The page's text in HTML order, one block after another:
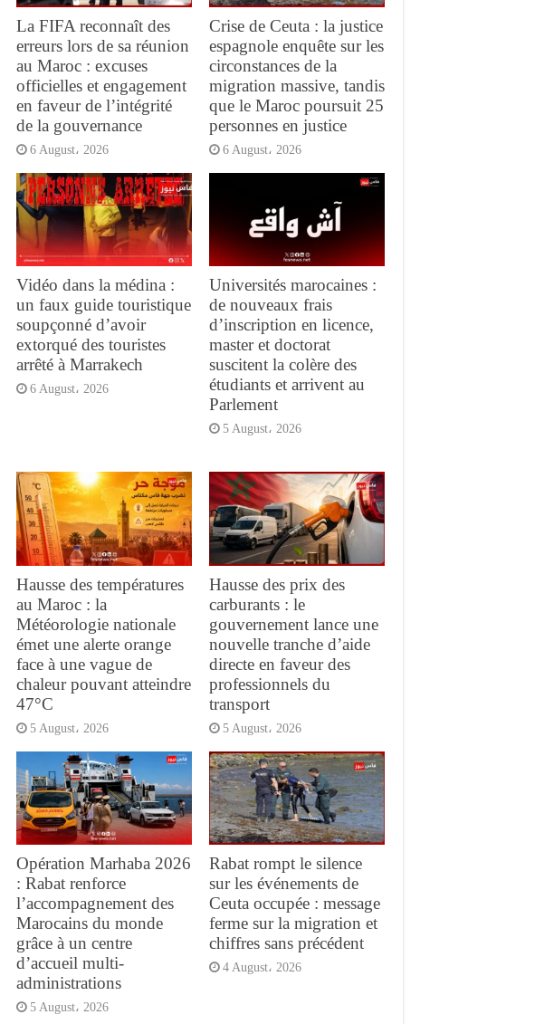
La FIFA reconnaît des
erreurs lors de sa réunion
au Maroc : excuses
officielles et engagement
en faveur de l’intégrité
de la gouvernance
6 August، 2026
Crise de Ceuta : la justice
espagnole enquête sur les
circonstances de la
migration massive, tandis
que le Maroc poursuit 25
personnes en justice
6 August، 2026
Vidéo dans la médina :
un faux guide touristique
soupçonné d’avoir
extorqué des touristes
arrêté à Marrakech
6 August، 2026
Universités marocaines :
de nouveaux frais
d’inscription en licence,
master et doctorat
suscitent la colère des
étudiants et arrivent au
Parlement
5 August، 2026
Hausse des températures
au Maroc : la
Météorologie nationale
émet une alerte orange
face à une vague de
chaleur pouvant atteindre
47°C
5 August، 2026
Hausse des prix des
carburants : le
gouvernement lance une
nouvelle tranche d’aide
directe en faveur des
professionnels du
transport
5 August، 2026
Opération Marhaba 2026
: Rabat renforce
l’accompagnement des
Marocains du monde
grâce à un centre
d’accueil multi-
administrations
5 August، 2026
Rabat rompt le silence
sur les événements de
Ceuta occupée : message
ferme sur la migration et
chiffres sans précédent
4 August، 2026